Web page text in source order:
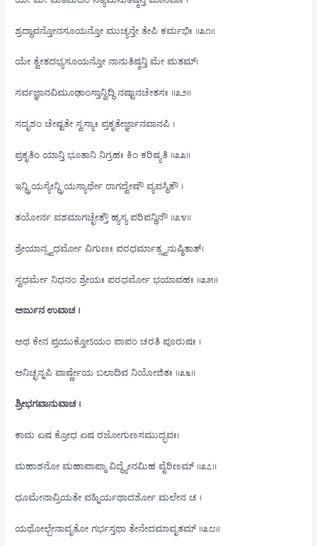
ಶ್ರದ್ಧಾವನ್ತೋನಸೂಯನ್ತೋ ಮುಚ್ಯನ್ತೇ ತೇಪಿ ಕರ್ಮಭಿಃ ॥೩೧॥
ಯೇ ತ್ವೇತದಭ್ಯಸೂಯನ್ತೋ ನಾನುತಿಷ್ಠನ್ತಿ ಮೇ ಮತಮ್।
ಸರ್ವಜ್ಞಾನವಿಮೂಢಾಂಸ್ತಾನ್ವಿದ್ಧಿ ನಷ್ಟಾನಚೇತಸಃ ॥೩೨॥
ಸದೃಶಂ ಚೇಷ್ಟತೇ ಸ್ವಸ್ಯಾಃ ಪ್ರಕೃತೇರ್ಜ್ಞಾನವಾನಪಿ ।
ಪ್ರಕೃತಿಂ ಯಾನ್ತಿ ಭೂತಾನಿ ನಿಗ್ರಹಃ ಕಿಂ ಕರಿಷ್ಯತಿ ॥೩೩॥
ಇನ್ದ್ರಿಯಸ್ಯೇನ್ದ್ರಿಯಸ್ಯಾರ್ಥೇ ರಾಗದ್ವೇಷೌ ವ್ಯವಸ್ಥಿತೌ ।
ತಯೋರ್ನ ವಶಮಾಗಚ್ಛೇತ್ತೌ ಹ್ಯಸ್ಯ ಪರಿಪನ್ಥಿನೌ ॥೩೪॥
ಶ್ರೇಯಾನ್ಸ್ವಧರ್ಮೋ ವಿಗುಣಃ ಪರಧರ್ಮಾತ್ಸ್ವನುಷ್ಠಿತಾತ್।
ಸ್ವಧರ್ಮೇ ನಿಧನಂ ಶ್ರೇಯಃ ಪರಧರ್ಮೋ ಭಯಾವಹಃ ॥೩೫॥
ಅರ್ಜುನ ಉವಾಚ ।
ಅಥ ಕೇನ ಪ್ರಯುಕ್ತೋऽಯಂ ಪಾಪಂ ಚರತಿ ಪೂರುಷಃ ।
ಅನಿಚ್ಛನ್ನಪಿ ವಾರ್ಷ್ಣೇಯ ಬಲಾದಿವ ನಿಯೋಜಿತಃ ॥೩೬॥
ಶ್ರೀಭಗವಾನುವಾಚ ।
ಕಾಮ ಏಷ ಕ್ರೋಧ ಏಷ ರಜೋಗುಣಸಮುದ್ಭವಃ।
ಮಹಾಶನೋ ಮಹಾಪಾಪ್ಮಾ ವಿದ್ಧ್ಯೇನಮಿಹ ವೈರಿಣಮ್ ॥೩೭॥
ಧೂಮೇನಾವ್ರಿಯತೇ ವಹ್ನಿರ್ಯಥಾದರ್ಶೋ ಮಲೇನ ಚ ।
ಯಥೋಲ್ಬೇನಾವೃತೋ ಗರ್ಭಸ್ತಥಾ ತೇನೇದಮಾವೃತಮ್ ॥೩೮॥